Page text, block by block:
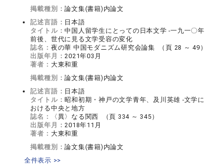
掲載種別：論文集(書籍)内論文
記述言語： 日本語
タイトル：中国人留学生にとっての日本文学 ‐一九一〇年
前後、世代に見る文学受容の変化
誌名： 夜の華 中国モダニズム研究会論集 （頁 28 ～ 49）
出版年月：2021年03月
著者： 大東和重
掲載種別：論文集(書籍)内論文
記述言語： 日本語
タイトル： 昭和初期・神戸の文学青年、及川英雄 ‐文学に
おける中央と地方
誌名：
〈異〉なる関西 （頁 334 ～ 345）
出版年月：2018年11月
著者： 大東和重
掲載種別：論文集(書籍)内論文
全件表示 >>